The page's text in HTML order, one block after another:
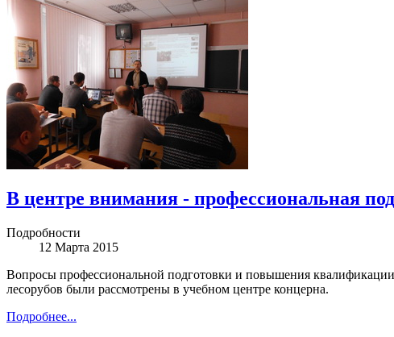
В центре внимания - профессиональная
Подробности
12 Марта 2015
Вопросы профессиональной подготовки и повышения квалификации
лесорубов были рассмотрены в учебном центре концерна.
Подробнее...